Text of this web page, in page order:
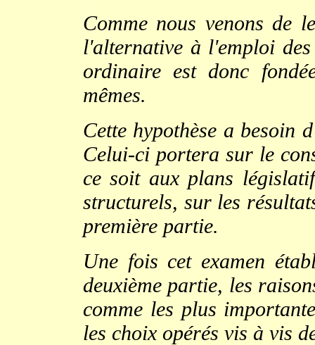
Comme nous venons de
l'alternative à l'emploi
ordinaire est donc
mêmes.
Cette hypothèse a besoin
Celui-ci portera sur le
ce soit aux plans
structurels, sur les
première partie.
Une fois cet examen
deuxième partie, les
comme les plus
les choix opérés vis à vis